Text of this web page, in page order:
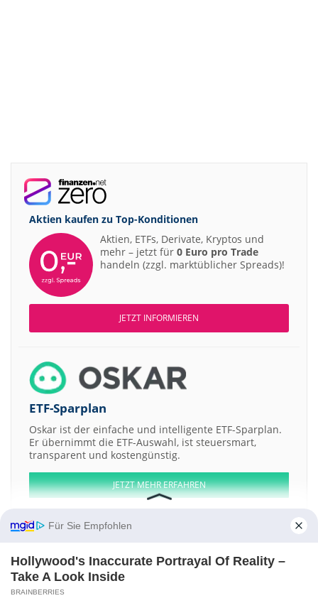
Aktien kaufen zu Top-Konditionen
Aktien, ETFs, Derivate, Kryptos und
mehr – jetzt für 0 Euro pro Trade
handeln (zzgl. marktüblicher Spreads)!
JETZT INFORMIEREN
ETF-Sparplan
Oskar ist der einfache und intelligente ETF-Sparplan.
Er übernimmt die ETF-Auswahl, ist steuersmart,
transparent und kostengünstig.
JETZT MEHR ERFAHREN
Aktien ATX DAX EuroStoxx 50 Dow Jones NASDAQ 100 Nikkei 225
Für Sie Empfohlen
Hollywood's Inaccurate Portrayal Of Reality –
Take A Look Inside
BRAINBERRIES